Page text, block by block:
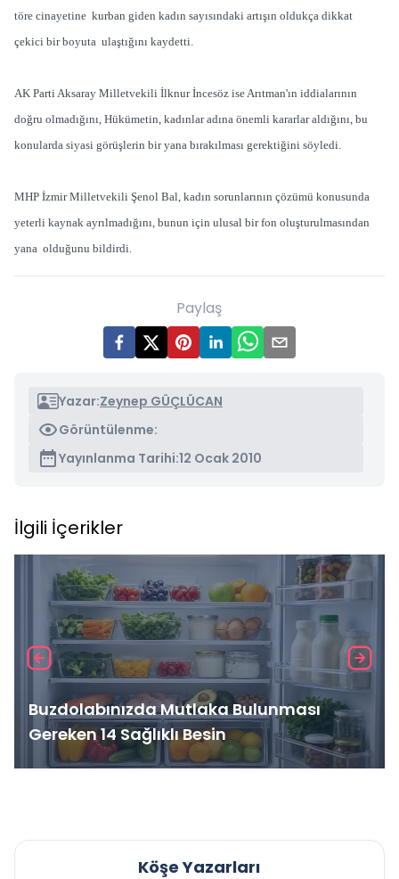
töre cinayetine kurban giden kadın sayısındaki artışın oldukça dikkat
çekici bir boyuta ulaştığını kaydetti.
AK Parti Aksaray Milletvekili İlknur İncesöz ise Arıtman'ın iddialarının
doğru olmadığını, Hükümetin, kadınlar adına önemli kararlar aldığını, bu
konularda siyasi görüşlerin bir yana bırakılması gerektiğini söyledi.
MHP İzmir Milletvekili Şenol Bal, kadın sorunlarının çözümü konusunda
yeterli kaynak ayrılmadığını, bunun için ulusal bir fon oluşturulmasından
yana olduğunu bildirdi.
Paylaş
Yazar:Zeynep GÜÇLÜCAN
Görüntülenme:
Yayınlanma Tarihi:12 Ocak 2010
İlgili İçerikler
Buzdolabınızda Mutlaka Bulunması
Gereken 14 Sağlıklı Besin
Köşe Yazarları